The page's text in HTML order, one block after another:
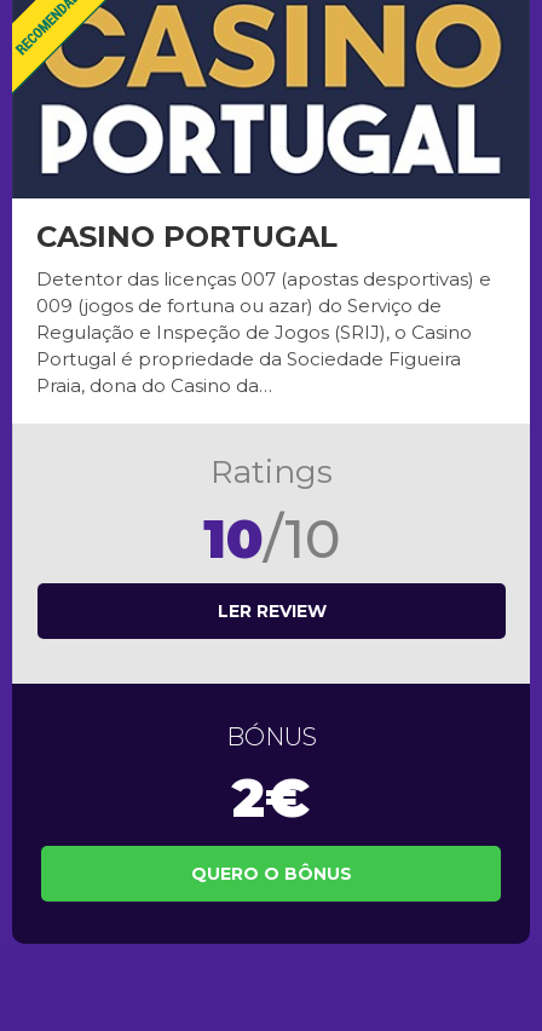
CASINO PORTUGAL
Detentor das licenças 007 (apostas desportivas) e
009 (jogos de fortuna ou azar) do Serviço de
Regulação e Inspeção de Jogos (SRIJ), o Casino
Portugal é propriedade da Sociedade Figueira
Praia, dona do Casino da…
Ratings
10/10
LER REVIEW
BÓNUS
2€
QUERO O BÔNUS